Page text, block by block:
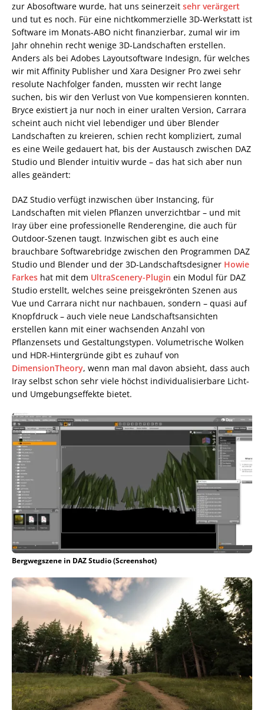
zur Abosoftware wurde, hat uns seinerzeit sehr verärgert
und tut es noch. Für eine nichtkommerzielle 3D-Werkstatt ist
Software im Monats-ABO nicht finanzierbar, zumal wir im
Jahr ohnehin recht wenige 3D-Landschaften erstellen.
Anders als bei Adobes Layoutsoftware Indesign, für welches
wir mit Affinity Publisher und Xara Designer Pro zwei sehr
resolute Nachfolger fanden, mussten wir recht lange
suchen, bis wir den Verlust von Vue kompensieren konnten.
Bryce existiert ja nur noch in einer uralten Version, Carrara
scheint auch nicht viel lebendiger und über Blender
Landschaften zu kreieren, schien recht kompliziert, zumal
es eine Weile gedauert hat, bis der Austausch zwischen DAZ
Studio und Blender intuitiv wurde – das hat sich aber nun
alles geändert:
DAZ Studio verfügt inzwischen über Instancing, für
Landschaften mit vielen Pflanzen unverzichtbar – und mit
Iray über eine professionelle Renderengine, die auch für
Outdoor-Szenen taugt. Inzwischen gibt es auch eine
brauchbare Softwarebridge zwischen den Programmen DAZ
Studio und Blender und der 3D-Landschaftsdesigner Howie
Farkes hat mit dem UltraScenery-Plugin ein Modul für DAZ
Studio erstellt, welches seine preisgekrönten Szenen aus
Vue und Carrara nicht nur nachbauen, sondern – quasi auf
Knopfdruck – auch viele neue Landschaftsansichten
erstellen kann mit einer wachsenden Anzahl von
Pflanzensets und Gestaltungstypen. Volumetrische Wolken
und HDR-Hintergründe gibt es zuhauf von
DimensionTheory, wenn man mal davon absieht, dass auch
Iray selbst schon sehr viele höchst individualisierbare Licht-
und Umgebungseffekte bietet.
Bergwegszene in DAZ Studio (Screenshot)